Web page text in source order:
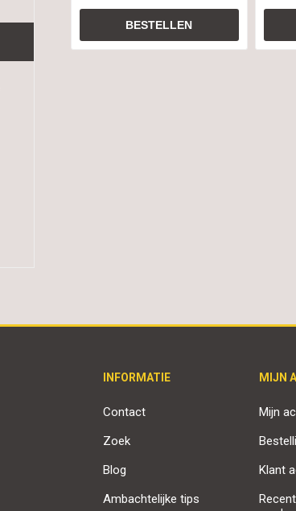
INFORMATIE
Contact
Zoek
Blog
Ambachtelijke tips
MIJN
Mijn
Klant